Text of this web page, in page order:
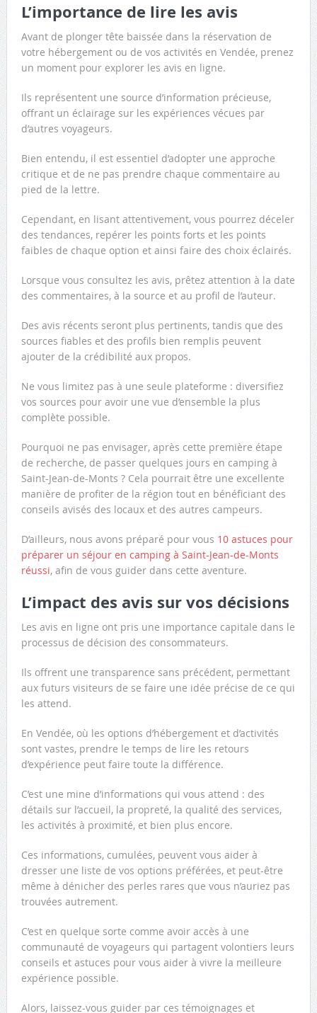
L’importance de lire les avis
Avant de plonger tête baissée dans la réservation de
votre hébergement ou de vos activités en Vendée, prenez
un moment pour explorer les avis en ligne.
Ils représentent une source d’information précieuse,
offrant un éclairage sur les expériences vécues par
d’autres voyageurs.
Bien entendu, il est essentiel d’adopter une approche
critique et de ne pas prendre chaque commentaire au
pied de la lettre.
Cependant, en lisant attentivement, vous pourrez déceler
des tendances, repérer les points forts et les points
faibles de chaque option et ainsi faire des choix éclairés.
Lorsque vous consultez les avis, prêtez attention à la date
des commentaires, à la source et au profil de l’auteur.
Des avis récents seront plus pertinents, tandis que des
sources fiables et des profils bien remplis peuvent
ajouter de la crédibilité aux propos.
Ne vous limitez pas à une seule plateforme : diversifiez
vos sources pour avoir une vue d’ensemble la plus
complète possible.
Pourquoi ne pas envisager, après cette première étape
de recherche, de passer quelques jours en camping à
Saint-Jean-de-Monts ? Cela pourrait être une excellente
manière de profiter de la région tout en bénéficiant des
conseils avisés des locaux et des autres campeurs.
D’ailleurs, nous avons préparé pour vous 10 astuces pour
préparer un séjour en camping à Saint-Jean-de-Monts
réussi, afin de vous guider dans cette aventure.
L’impact des avis sur vos décisions
Les avis en ligne ont pris une importance capitale dans le
processus de décision des consommateurs.
Ils offrent une transparence sans précédent, permettant
aux futurs visiteurs de se faire une idée précise de ce qui
les attend.
En Vendée, où les options d’hébergement et d’activités
sont vastes, prendre le temps de lire les retours
d’expérience peut faire toute la différence.
C’est une mine d’informations qui vous attend : des
détails sur l’accueil, la propreté, la qualité des services,
les activités à proximité, et bien plus encore.
Ces informations, cumulées, peuvent vous aider à
dresser une liste de vos options préférées, et peut-être
même à dénicher des perles rares que vous n’auriez pas
trouvées autrement.
C’est en quelque sorte comme avoir accès à une
communauté de voyageurs qui partagent volontiers leurs
conseils et astuces pour vous aider à vivre la meilleure
expérience possible.
Alors, laissez-vous guider par ces témoignages et